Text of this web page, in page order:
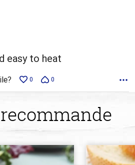
easy to heat
0 0